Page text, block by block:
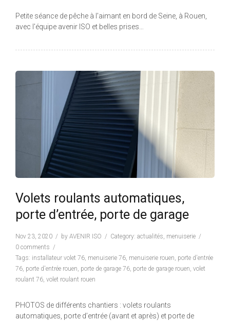
Petite séance de pêche à l'aimant en bord de Seine, à Rouen,
avec l'équipe avenir ISO et belles prises…
Volets roulants automatiques,
porte d’entrée, porte de garage
Nov 23, 2020 by AVENIR ISO Category: actualités, menuiserie
0 comments
Tags: installateur volet 76, menuiserie 76, menuiserie rouen, porte d'entrée
76, porte d'entrée rouen, porte de garage 76, porte de garage rouen, volet
roulant 76, volet roulant rouen
PHOTOS de différents chantiers : volets roulants
automatiques, porte d’entrée (avant et après) et porte de